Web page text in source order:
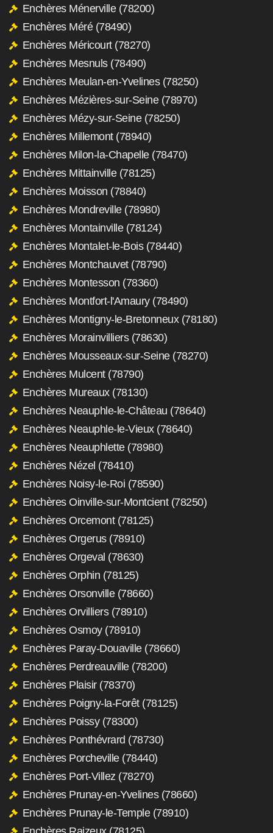
Enchères Ménerville (78200)
Enchères Méré (78490)
Enchères Méricourt (78270)
Enchères Mesnuls (78490)
Enchères Meulan-en-Yvelines (78250)
Enchères Mézières-sur-Seine (78970)
Enchères Mézy-sur-Seine (78250)
Enchères Millemont (78940)
Enchères Milon-la-Chapelle (78470)
Enchères Mittainville (78125)
Enchères Moisson (78840)
Enchères Mondreville (78980)
Enchères Montainville (78124)
Enchères Montalet-le-Bois (78440)
Enchères Montchauvet (78790)
Enchères Montesson (78360)
Enchères Montfort-l'Amaury (78490)
Enchères Montigny-le-Bretonneux (78180)
Enchères Morainvilliers (78630)
Enchères Mousseaux-sur-Seine (78270)
Enchères Mulcent (78790)
Enchères Mureaux (78130)
Enchères Neauphle-le-Château (78640)
Enchères Neauphle-le-Vieux (78640)
Enchères Neauphlette (78980)
Enchères Nézel (78410)
Enchères Noisy-le-Roi (78590)
Enchères Oinville-sur-Montcient (78250)
Enchères Orcemont (78125)
Enchères Orgerus (78910)
Enchères Orgeval (78630)
Enchères Orphin (78125)
Enchères Orsonville (78660)
Enchères Orvilliers (78910)
Enchères Osmoy (78910)
Enchères Paray-Douaville (78660)
Enchères Perdreauville (78200)
Enchères Plaisir (78370)
Enchères Poigny-la-Forêt (78125)
Enchères Poissy (78300)
Enchères Ponthévrard (78730)
Enchères Porcheville (78440)
Enchères Port-Villez (78270)
Enchères Prunay-en-Yvelines (78660)
Enchères Prunay-le-Temple (78910)